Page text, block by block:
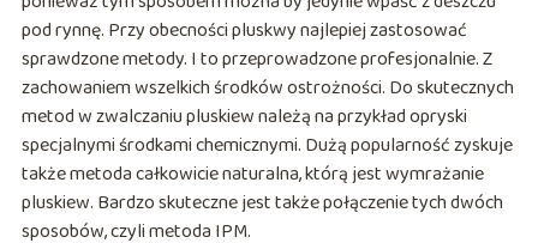
pod rynnę. Przy obecności pluskwy najlepiej zastosować
sprawdzone metody. I to przeprowadzone profesjonalnie. Z
zachowaniem wszelkich środków ostrożności. Do skutecznych
metod w zwalczaniu pluskiew należą na przykład opryski
specjalnymi środkami chemicznymi. Dużą popularność zyskuje
także metoda całkowicie naturalna, którą jest wymrażanie
pluskiew. Bardzo skuteczne jest także połączenie tych dwóch
sposobów, czyli metoda IPM.